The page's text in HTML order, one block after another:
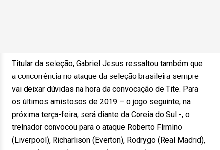
Titular da seleção, Gabriel Jesus ressaltou também que
a concorrência no ataque da seleção brasileira sempre
vai deixar dúvidas na hora da convocação de Tite. Para
os últimos amistosos de 2019 – o jogo seguinte, na
próxima terça-feira, será diante da Coreia do Sul -, o
treinador convocou para o ataque Roberto Firmino
(Liverpool), Richarlison (Everton), Rodrygo (Real Madrid),